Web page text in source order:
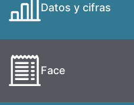
Datos y cifras
Face